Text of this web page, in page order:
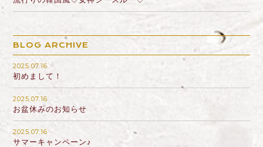
BLOG ARCHIVE
2025.07.16
初めまして！
2025.07.16
お盆休みのお知らせ
2025.07.16
サマーキャンペーン♪